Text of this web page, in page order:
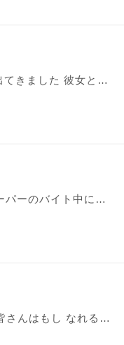
去年の11月末から横浜に大阪から出てきました 彼女と暮らす為に横浜で今年の3月から家を借りています ですが 横浜に出てきてから 変な夢を3日に1回程見ます 真っ暗の中何かから逃げてる様な感覚で 前に前に走り続けてるんです ですが明白に何かに追われてる訳でもその物が見えるわけでもありません ですがただ自分自身は逃げなきゃ！ 追われてる！怖い！と思いひたすら前に走ってます それと横浜に来てから不幸が続きます 去年の12月24日にネットカフェで 旅行カバン(財布も、服も)盗まれたのをかわきりに 右拳を脱臼骨折 左手首が曲がらないほどの痛み 決まってた家の契約が流れたり 横浜で見つけ働いてた会社の倒産 新たに見つけ職に就いた初日に先輩のミスで右手に大火傷 そして毎日のように夜から朝起きると目の奥が痛みだして 頭痛や後頭部の痛みで吐いてしまったり 最近はこのまま朝目が覚めずにいたい等を思って眠りにつきます 彼女とは上手くいっていて毎日楽しく過ごしてるんですが 彼女が励ましてくれてるから楽しく過ごせてる気がします でも正直もう一杯一杯です 自分は鬱や病んだりとは無縁だと思ってるのですが 流石にもう辛いです
最近、42や44とか不吉な数字をスーパーのバイト中に見かけてしまいます 死を連想させる数字であるため、僕はとても不安です、もしかしたら何か不吉なことが起きるのでは無いかと思って、不安と恐怖しかありません どうか、お願いします
阿呆な質問で申し訳無いのですが 皆さんはもし なれるとすればどの妖怪になりたいですか？ ちなみに私は猿の大妖怪の狒々（ひひ）です。 ぬらりひょんの孫というマンガでも出てくるのですが、狒々は凄くかっこよくて好きなので もしなれるなら私は狒々になりたいです。 皆様はどのような妖怪になってみたいですか？